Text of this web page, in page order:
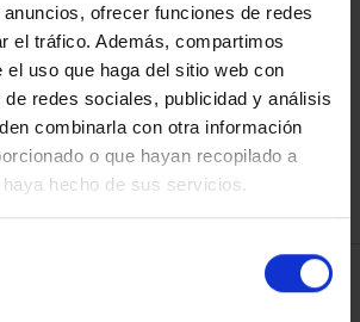
ofrecer funciones de redes
el tráfico. Además, compartimos
el uso que haga del sitio web con
redes sociales, publicidad y análisis
combinarla con otra información
o que hayan recopilado a
hecho de sus servicios.
REFINAR